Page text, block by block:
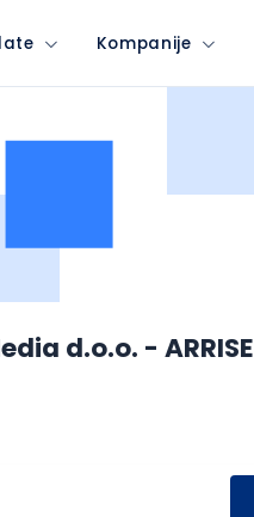
Kompanije
d.o.o. - ARRISE